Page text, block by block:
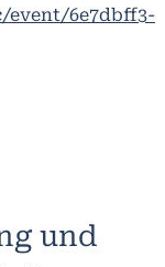
event/6e7dbff3-
und